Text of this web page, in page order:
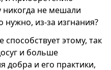
никогда не мешали
нужно, из-за изгнания?
этому, так
и больше
добра и его практики,